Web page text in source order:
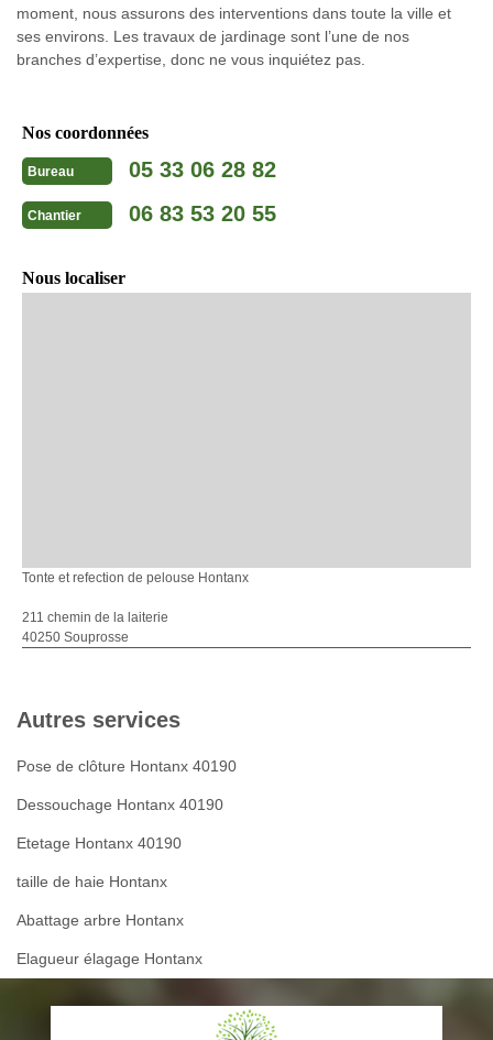
moment, nous assurons des interventions dans toute la ville et
ses environs. Les travaux de jardinage sont l’une de nos
branches d’expertise, donc ne vous inquiétez pas.
Nos coordonnées
Bureau 05 33 06 28 82
Chantier 06 83 53 20 55
Nous localiser
Tonte et refection de pelouse Hontanx
211 chemin de la laiterie
40250 Souprosse
Autres services
Pose de clôture Hontanx 40190
Dessouchage Hontanx 40190
Etetage Hontanx 40190
taille de haie Hontanx
Abattage arbre Hontanx
Elagueur élagage Hontanx